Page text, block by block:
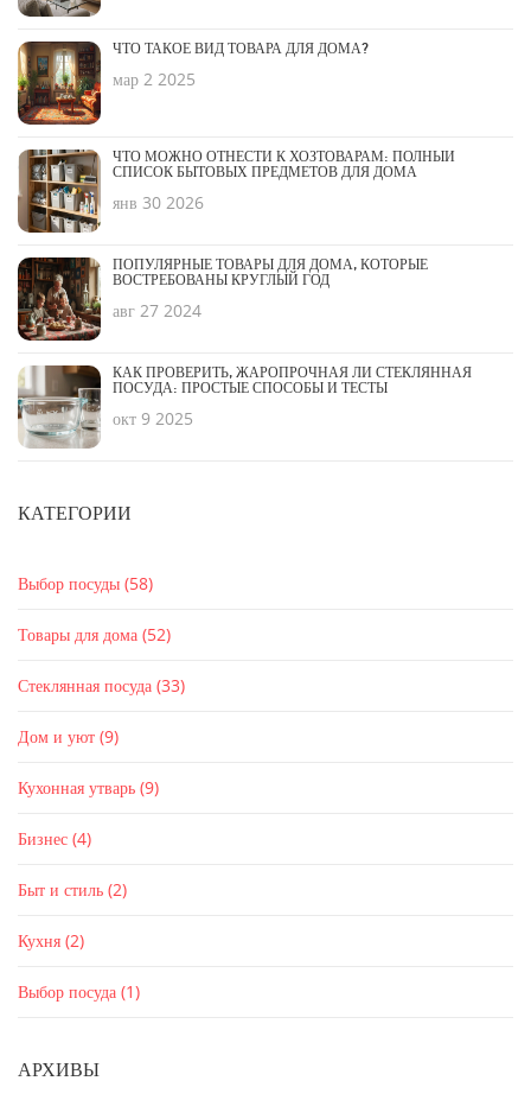
ЧТО ТАКОЕ ВИД ТОВАРА ДЛЯ ДОМА?
мар 2 2025
ЧТО МОЖНО ОТНЕСТИ К ХОЗТОВАРАМ: ПОЛНЫЙ
СПИСОК БЫТОВЫХ ПРЕДМЕТОВ ДЛЯ ДОМА
янв 30 2026
ПОПУЛЯРНЫЕ ТОВАРЫ ДЛЯ ДОМА, КОТОРЫЕ
ВОСТРЕБОВАНЫ КРУГЛЫЙ ГОД
авг 27 2024
КАК ПРОВЕРИТЬ, ЖАРОПРОЧНАЯ ЛИ СТЕКЛЯННАЯ
ПОСУДА: ПРОСТЫЕ СПОСОБЫ И ТЕСТЫ
окт 9 2025
КАТЕГОРИИ
Выбор посуды (58)
Товары для дома (52)
Стеклянная посуда (33)
Дом и уют (9)
Кухонная утварь (9)
Бизнес (4)
Быт и стиль (2)
Кухня (2)
Выбор посуда (1)
АРХИВЫ